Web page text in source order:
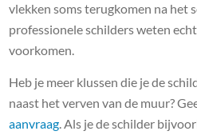
vlekken soms terugkomen na het
professionele schilders weten
voorkomen.
Heb je meer klussen die je de
naast het verven van de muur?
aanvraag. Als je de schilder